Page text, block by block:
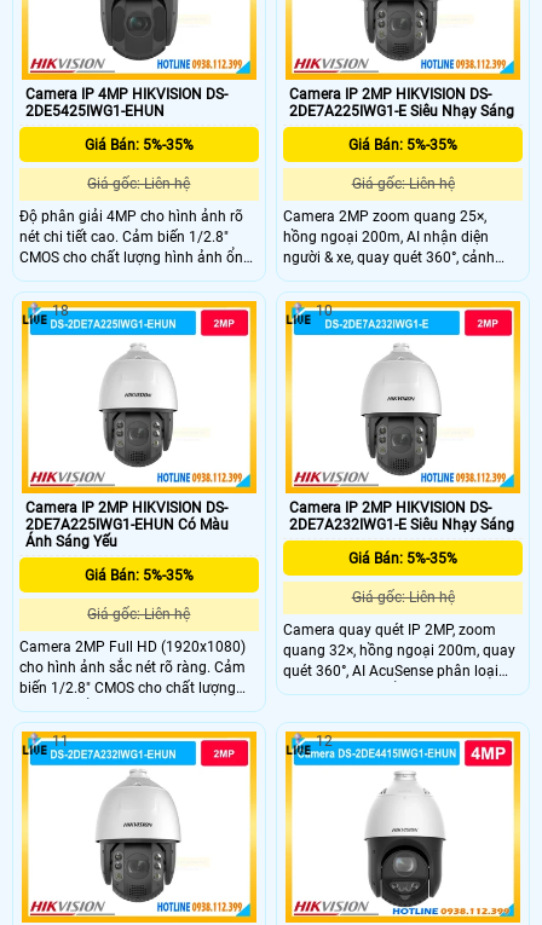
Camera IP 4MP HIKVISION DS-
2DE5425IWG1-EHUN
Giá Bán: 5%-35%
Giá gốc: Liên hệ
Độ phân giải 4MP cho hình ảnh rõ
nét chi tiết cao. Cảm biến 1/2.8"
CMOS cho chất lượng hình ảnh ổn
định. Zoom quang 25X giúp quan
sát xa vẫn giữ độ sắc nét. Hồng
ngoại 150m hỗ trợ quan sát ban
đêm hiệu quả. Hỗ trợ quay quét
360° bao quát toàn khu vực giám
sát.
Camera IP 2MP HIKVISION DS-
2DE7A225IWG1-E Siêu Nhạy Sáng
Giá Bán: 5%-35%
Giá gốc: Liên hệ
Camera 2MP zoom quang 25×,
hồng ngoại 200m, AI nhận diện
người & xe, quay quét 360°, cảnh
báo đèn và âm thanh, bền bỉ IP67.
Camera IP 2MP HIKVISION DS-
2DE7A225IWG1-EHUN Có Màu
Ánh Sáng Yếu
Giá Bán: 5%-35%
Giá gốc: Liên hệ
Camera 2MP Full HD (1920x1080)
cho hình ảnh sắc nét rõ ràng. Cảm
biến 1/2.8" CMOS cho chất lượng
hình ảnh ổn định. Hồng ngoại tầm
xa 200m hỗ trợ giám sát ban đêm
liên tục. PTZ xoay 360° không điểm
mù, bao quát toàn khu vực rộng.
Âm thanh 2 chiều với micro kép và
loa tích hợp.
18
Camera IP 2MP HIKVISION DS-
2DE7A232IWG1-E Siêu Nhạy Sáng
Giá Bán: 5%-35%
Giá gốc: Liên hệ
Camera quay quét IP 2MP, zoom
quang 32×, hồng ngoại 200m, quay
quét 360°, AI AcuSense phân loại
người và xe, chuẩn bảo vệ IP67,
10
11 12